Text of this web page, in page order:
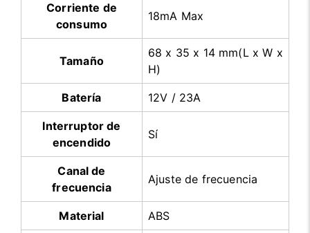
Corriente de
consumo
18mA Max
Tamaño
68 x 35 x 14 mm(L x W x
H)
Batería 12V / 23A
Interruptor de
encendido
Sí
Canal de
frecuencia
Ajuste de frecuencia
Material ABS